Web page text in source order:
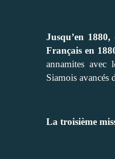
Jusqu’en
Français en
annamites avec
Siamois avancés
La troisième